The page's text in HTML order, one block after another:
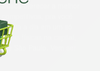
oferecer a melhor
pra você
dia a dia em um só
lojas físicas na capital,
São Paulo. Vem ser